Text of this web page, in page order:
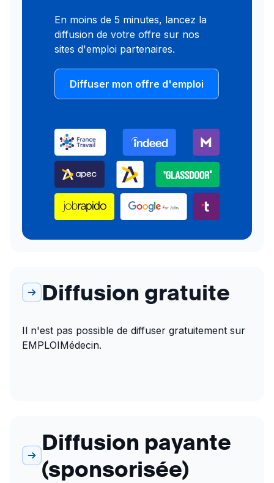
En moins de 5 minutes, lancez la
diffusion de votre offre sur nos
sites d'emploi partenaires.
Diffuser mon offre d'emploi
Diffusion gratuite
Il n'est pas possible de diffuser gratuitement sur
EMPLOIMédecin.
Diffusion payante
(sponsorisée)